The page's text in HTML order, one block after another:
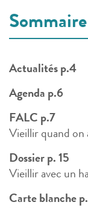
Sommaire
Actualités p.4
Agenda p.6
FALC p.7
Vieillir quand on
Dossier p. 15
Vieillir avec un
Carte blanche p.